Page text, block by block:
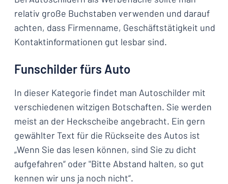
relativ große Buchstaben verwenden und darauf
achten, dass Firmenname, Geschäftstätigkeit und
Kontaktinformationen gut lesbar sind.
Funschilder fürs Auto
In dieser Kategorie findet man Autoschilder mit
verschiedenen witzigen Botschaften. Sie werden
meist an der Heckscheibe angebracht. Ein gern
gewählter Text für die Rückseite des Autos ist
„Wenn Sie das lesen können, sind Sie zu dicht
aufgefahren“ oder "Bitte Abstand halten, so gut
kennen wir uns ja noch nicht“.